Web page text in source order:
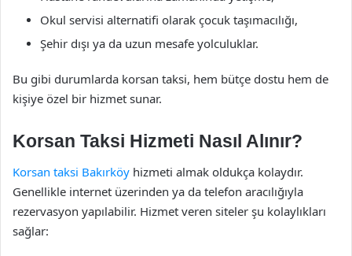
Okul servisi alternatifi olarak çocuk taşımacılığı,
Şehir dışı ya da uzun mesafe yolculuklar.
Bu gibi durumlarda korsan taksi, hem bütçe dostu hem de
kişiye özel bir hizmet sunar.
Korsan Taksi Hizmeti Nasıl Alınır?
Korsan taksi Bakırköy hizmeti almak oldukça kolaydır.
Genellikle internet üzerinden ya da telefon aracılığıyla
rezervasyon yapılabilir. Hizmet veren siteler şu kolaylıkları
sağlar: